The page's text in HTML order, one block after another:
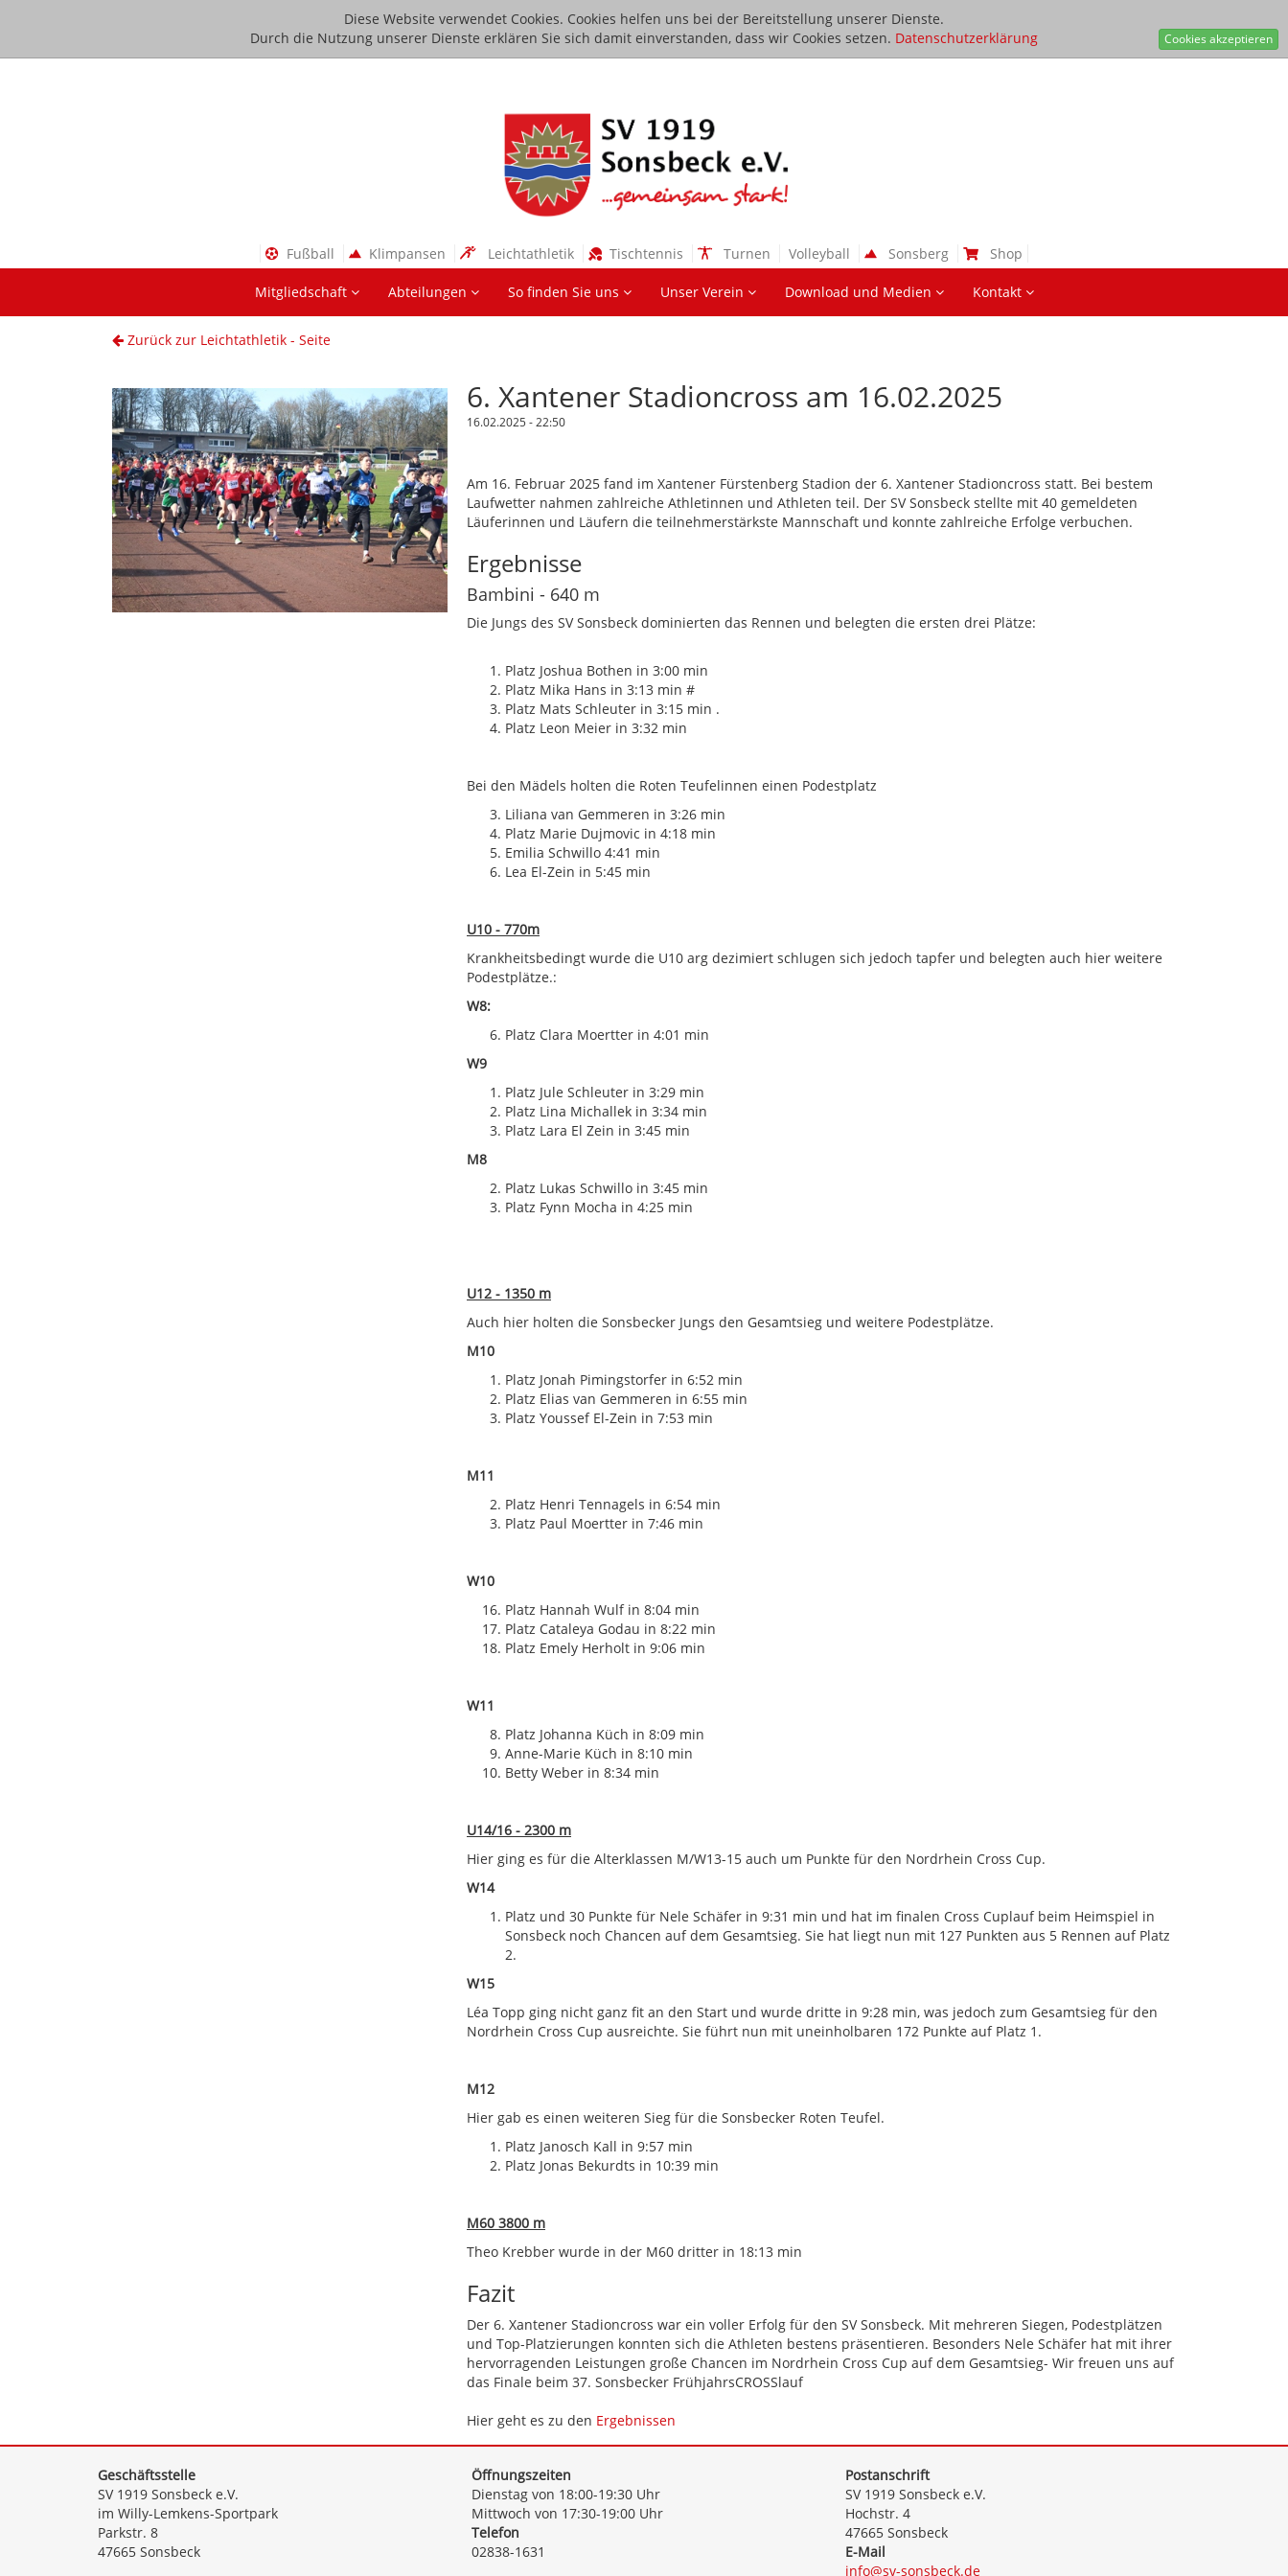
Diese Website verwendet Cookies. Cookies helfen uns bei der Bereitstellung unserer Dienste.
Durch die Nutzung unserer Dienste erklären Sie sich damit einverstanden, dass wir Cookies setzen. Datenschutzerklärung Cookies akzeptieren
Fußball Klimpansen Leichtathletik Tischtennis Turnen Volleyball Sonsberg Shop
Mitgliedschaft Abteilungen So finden Sie uns Unser Verein Download und Medien Kontakt
Zurück zur Leichtathletik - Seite
6. Xantener Stadioncross am 16.02.2025
16.02.2025 - 22:50
Am 16. Februar 2025 fand im Xantener Fürstenberg Stadion der 6. Xantener Stadioncross statt. Bei bestem
Laufwetter nahmen zahlreiche Athletinnen und Athleten teil. Der SV Sonsbeck stellte mit 40 gemeldeten
Läuferinnen und Läufern die teilnehmerstärkste Mannschaft und konnte zahlreiche Erfolge verbuchen.
Ergebnisse
Bambini - 640 m
Die Jungs des SV Sonsbeck dominierten das Rennen und belegten die ersten drei Plätze:
Platz Joshua Bothen in 3:00 min
Platz Mika Hans in 3:13 min #
Platz Mats Schleuter in 3:15 min .
Platz Leon Meier in 3:32 min
Bei den Mädels holten die Roten Teufelinnen einen Podestplatz
Liliana van Gemmeren in 3:26 min
Platz Marie Dujmovic in 4:18 min
Emilia Schwillo 4:41 min
Lea El-Zein in 5:45 min
U10 - 770m
Krankheitsbedingt wurde die U10 arg dezimiert schlugen sich jedoch tapfer und belegten auch hier weitere
Podestplätze.:
W8:
Platz Clara Moertter in 4:01 min
W9
Platz Jule Schleuter in 3:29 min
Platz Lina Michallek in 3:34 min
Platz Lara El Zein in 3:45 min
M8
Platz Lukas Schwillo in 3:45 min
Platz Fynn Mocha in 4:25 min
U12 - 1350 m
Auch hier holten die Sonsbecker Jungs den Gesamtsieg und weitere Podestplätze.
M10
Platz Jonah Pimingstorfer in 6:52 min
Platz Elias van Gemmeren in 6:55 min
Platz Youssef El-Zein in 7:53 min
M11
Platz Henri Tennagels in 6:54 min
Platz Paul Moertter in 7:46 min
W10
Platz Hannah Wulf in 8:04 min
Platz Cataleya Godau in 8:22 min
Platz Emely Herholt in 9:06 min
W11
Platz Johanna Küch in 8:09 min
Anne-Marie Küch in 8:10 min
Betty Weber in 8:34 min
U14/16 - 2300 m
Hier ging es für die Alterklassen M/W13-15 auch um Punkte für den Nordrhein Cross Cup.
W14
Platz und 30 Punkte für Nele Schäfer in 9:31 min und hat im finalen Cross Cuplauf beim Heimspiel in
Sonsbeck noch Chancen auf dem Gesamtsieg. Sie hat liegt nun mit 127 Punkten aus 5 Rennen auf Platz
2.
W15
Léa Topp ging nicht ganz fit an den Start und wurde dritte in 9:28 min, was jedoch zum Gesamtsieg für den
Nordrhein Cross Cup ausreichte. Sie führt nun mit uneinholbaren 172 Punkte auf Platz 1.
M12
Hier gab es einen weiteren Sieg für die Sonsbecker Roten Teufel.
Platz Janosch Kall in 9:57 min
Platz Jonas Bekurdts in 10:39 min
M60 3800 m
Theo Krebber wurde in der M60 dritter in 18:13 min
Fazit
Der 6. Xantener Stadioncross war ein voller Erfolg für den SV Sonsbeck. Mit mehreren Siegen, Podestplätzen
und Top-Platzierungen konnten sich die Athleten bestens präsentieren. Besonders Nele Schäfer hat mit ihrer
hervorragenden Leistungen große Chancen im Nordrhein Cross Cup auf dem Gesamtsieg- Wir freuen uns auf
das Finale beim 37. Sonsbecker FrühjahrsCROSSlauf
Hier geht es zu den Ergebnissen
Geschäftsstelle
SV 1919 Sonsbeck e.V.
im Willy-Lemkens-Sportpark
Parkstr. 8
47665 Sonsbeck
Öffnungszeiten
Dienstag von 18:00-19:30 Uhr
Mittwoch von 17:30-19:00 Uhr
Telefon
02838-1631
Postanschrift
SV 1919 Sonsbeck e.V.
Hochstr. 4
47665 Sonsbeck
E-Mail
info@sv-sonsbeck.de